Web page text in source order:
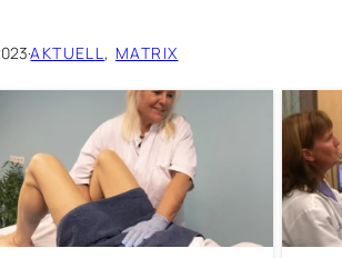
·AKTUELL, MATRIX